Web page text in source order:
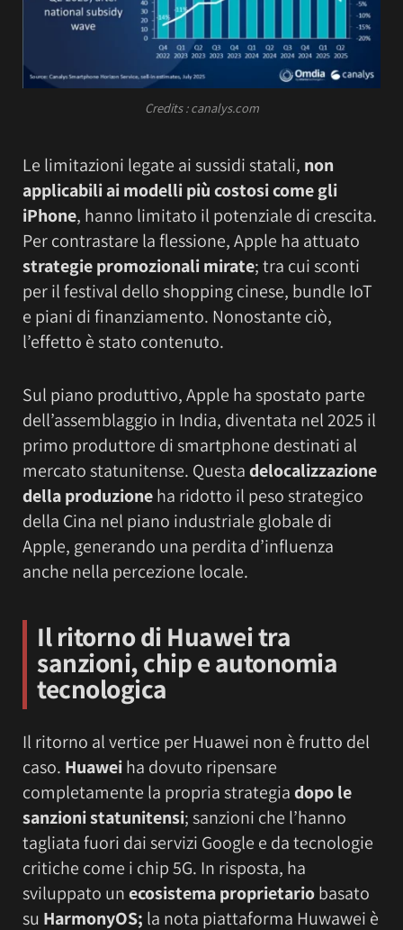
Credits : canalys.com
Le limitazioni legate ai sussidi statali, non
applicabili ai modelli più costosi come gli
iPhone, hanno limitato il potenziale di crescita.
Per contrastare la flessione, Apple ha attuato
strategie promozionali mirate; tra cui sconti
per il festival dello shopping cinese, bundle IoT
e piani di finanziamento. Nonostante ciò,
l’effetto è stato contenuto.
Sul piano produttivo, Apple ha spostato parte
dell’assemblaggio in India, diventata nel 2025 il
primo produttore di smartphone destinati al
mercato statunitense. Questadelocalizzazione
della produzioneha ridotto il peso strategico
della Cina nel piano industriale globale di
Apple, generando una perdita d’influenza
anche nella percezione locale.
Il ritorno di Huawei tra
sanzioni, chip e autonomia
tecnologica
Il ritorno al vertice per Huawei non è frutto del
caso. Huaweiha dovuto ripensare
completamente la propria strategiadopo le
sanzioni statunitensi; sanzioni che l’hanno
tagliata fuori dai servizi Google e da tecnologie
critiche come i chip 5G. In risposta, ha
sviluppato unecosistema proprietariobasato
su HarmonyOS; la nota piattaforma Huwawei è